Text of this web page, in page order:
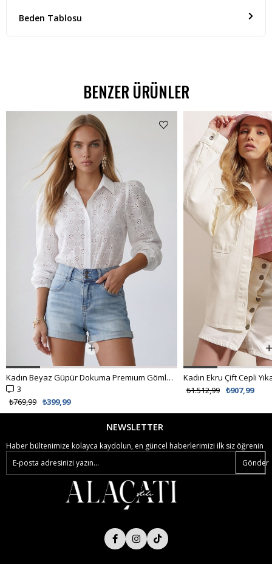
Beden Tablosu
BENZER ÜRÜNLER
Kadın Ekru Çift Cepli Yıkamalı Oversize Denim Ceket ALC-X8152
₺1.512,99
%62 İNDİRİM
₺299,00
₺538,99
NEWSLETTER
Haber bültenimize kolayca kaydolun, en güncel haberlerimizi ilk siz öğrenin
Gönder